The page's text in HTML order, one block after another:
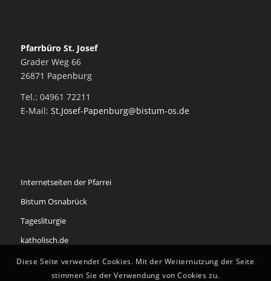
Pfarrbüro St. Josef
Grader Weg 66
26871 Papenburg
Tel.: 04961 72211
E-Mail: St.Josef-Papenburg@bistum-os.de
Internetseiten der Pfarrei
Bistum Osnabrück
Tagesliturgie
katholisch.de
Diese Seite verwendet Cookies. Mit der Weiternutzung der Seite
stimmen Sie der Verwendung von Cookies zu.